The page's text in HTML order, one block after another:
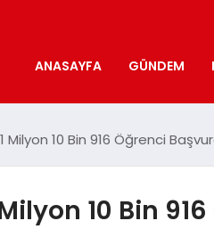
ANASAYFA GÜNDEM
1 Milyon 10 Bin 916 Öğrenci
Milyon 10 Bin